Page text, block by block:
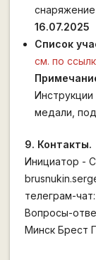
16.07.2025
Список
см. по
Инструкции
медали,
9. Контакты.
Инициатор -
телеграм-
Вопросы-
Минск Брест